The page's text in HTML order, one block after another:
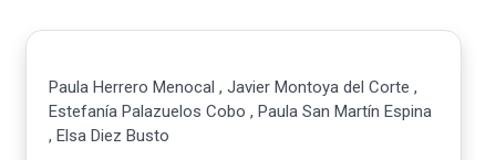
Paula Herrero Menocal , Javier Montoya del Corte ,
Estefanía Palazuelos Cobo , Paula San Martín Espina
, Elsa Diez Busto